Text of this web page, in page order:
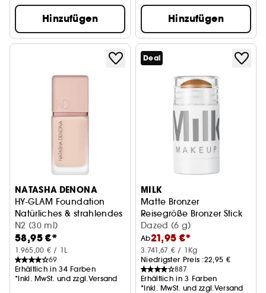
Hinzufügen Hinzufügen
NATASHA DENONA
HY-GLAM Foundation
Natürliches & strahlendes Finish
N2 (30 ml)
58,95 €*
1.965,00 € / 1L
69
Erhältlich in 34 Farben
*Inkl. MwSt. und zzgl.Versand
Deal
MILK
Matte Bronzer
Reisegröße Bronzer Stick
Dazed (6 g)
Ab21,95 €*
3.741,67 € / 1Kg
Niedrigster Preis :22,95 €
887
Erhältlich in 3 Farben
*Inkl. MwSt. und zzgl.Versand